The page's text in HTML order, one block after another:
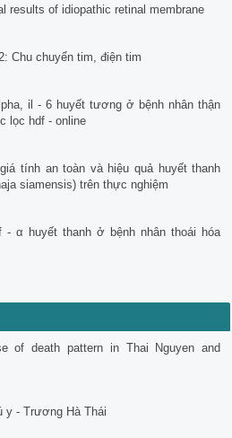
results of idiopathic retinal membrane
Chu chuyển tim, điện tim
il - 6 huyết tương ở bệnh nhân thận
lọc hdf - online
tính an toàn và hiệu quả huyết thanh
siamensis) trên thực nghiệm
- α huyết thanh ở bệnh nhân thoái hóa
of death pattern in Thai Nguyen and
y - Trương Hà Thái